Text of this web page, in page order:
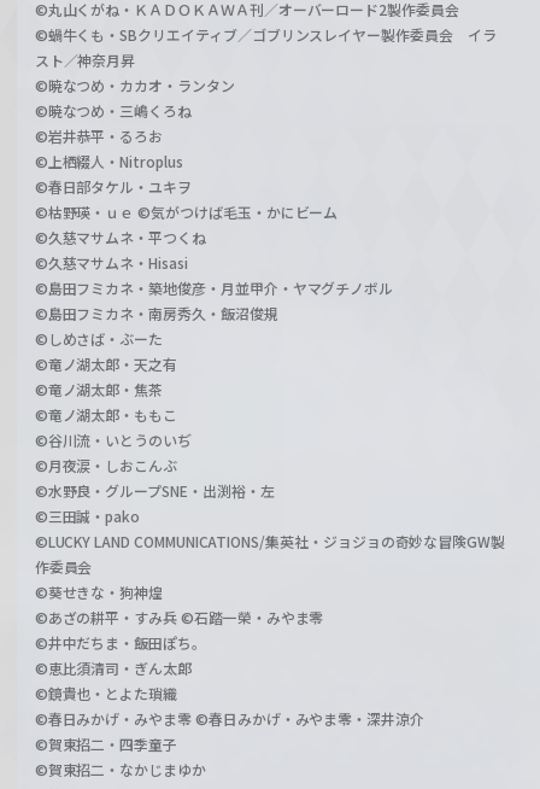
©丸山くがね・ＫＡＤＯＫＡＷＡ刊／オーバーロード2製作委員会
©蝸牛くも・SBクリエイティブ／ゴブリンスレイヤー製作委員会 イラ
スト／神奈月昇
©暁なつめ・カカオ・ランタン
©暁なつめ・三嶋くろね
©岩井恭平・るろお
©上栖綴人・Nitroplus
©春日部タケル・ユキヲ
©枯野瑛・ｕｅ ©気がつけば毛玉・かにビーム
©久慈マサムネ・平つくね
©久慈マサムネ・Hisasi
©島田フミカネ・築地俊彦・月並甲介・ヤマグチノボル
©島田フミカネ・南房秀久・飯沼俊規
©しめさば・ぶーた
©竜ノ湖太郎・天之有
©竜ノ湖太郎・焦茶
©竜ノ湖太郎・ももこ
©谷川流・いとうのいぢ
©月夜涙・しおこんぶ
©水野良・グループSNE・出渕裕・左
©三田誠・pako
©LUCKY LAND COMMUNICATIONS/集英社・ジョジョの奇妙な冒険GW製
作委員会
©葵せきな・狗神煌
©あざの耕平・すみ兵 ©石踏一榮・みやま零
©井中だちま・飯田ぽち。
©恵比須清司・ぎん太郎
©鏡貴也・とよた瑣織
©春日みかげ・みやま零 ©春日みかげ・みやま零・深井涼介
©賀東招二・四季童子
©賀東招二・なかじまゆか